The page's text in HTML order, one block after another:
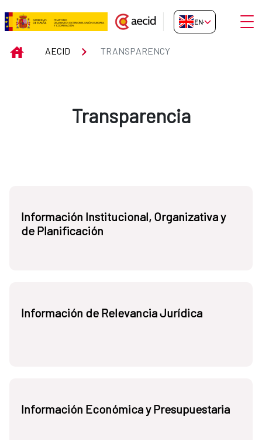
Skip to Main Content
Transparency
EN-GB
INICIOAECID TRANSPARENCY
Transparencia
Información Institucional, Organizativa y
de Planificación
Información de Relevancia Jurídica
Información Económica y Presupuestaria